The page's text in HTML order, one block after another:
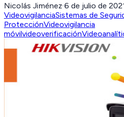
Nicolás Jiménez·6 de julio de
VideovigilanciaSistemas de
ProtecciónVideovigilancia
móvilvideoverificación